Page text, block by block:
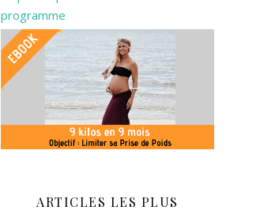
programme
ARTICLES LES PLUS